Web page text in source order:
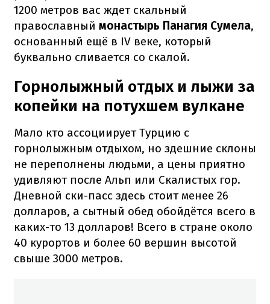
1200 метров вас ждет скальный
православный монастырь Панагия Сумела,
основанный ещё в IV веке, который
буквально сливается со скалой.
Горнолыжный отдых и лыжи за
копейки на потухшем вулкане
Мало кто ассоциирует Турцию с
горнолыжным отдыхом, но здешние склоны
не переполнены людьми, а цены приятно
удивляют после Альп или Скалистых гор.
Дневной ски-пасс здесь стоит менее 26
долларов, а сытный обед обойдётся всего в
каких-то 13 долларов! Всего в стране около
40 курортов и более 60 вершин высотой
свыше 3000 метров.